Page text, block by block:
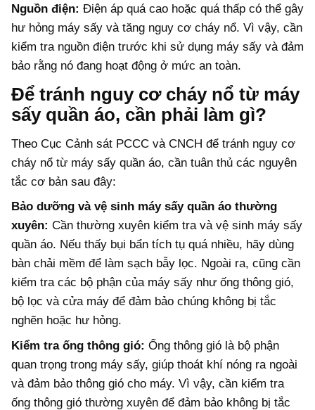
Nguồn điện: Điện áp quá cao hoặc quá thấp có thể gây
hư hỏng máy sấy và tăng nguy cơ cháy nổ. Vì vậy, cần
kiểm tra nguồn điện trước khi sử dụng máy sấy và đảm
bảo rằng nó đang hoạt động ở mức an toàn.
Để tránh nguy cơ cháy nổ từ máy
sấy quần áo, cần phải làm gì?
Theo Cục Cảnh sát PCCC và CNCH để tránh nguy cơ
cháy nổ từ máy sấy quần áo, cần tuân thủ các nguyên
tắc cơ bản sau đây:
Bảo dưỡng và vệ sinh máy sấy quần áo thường
xuyên: Cần thường xuyên kiểm tra và vệ sinh máy sấy
quần áo. Nếu thấy bụi bẩn tích tụ quá nhiều, hãy dùng
bàn chải mềm để làm sạch bẫy lọc. Ngoài ra, cũng cần
kiểm tra các bộ phận của máy sấy như ống thông gió,
bộ lọc và cửa máy để đảm bảo chúng không bị tắc
nghẽn hoặc hư hỏng.
Kiểm tra ống thông gió: Ống thông gió là bộ phận
quan trọng trong máy sấy, giúp thoát khí nóng ra ngoài
và đảm bảo thông gió cho máy. Vì vậy, cần kiểm tra
ống thông gió thường xuyên để đảm bảo không bị tắc